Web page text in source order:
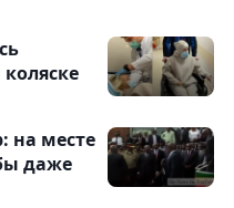
на месте
даже